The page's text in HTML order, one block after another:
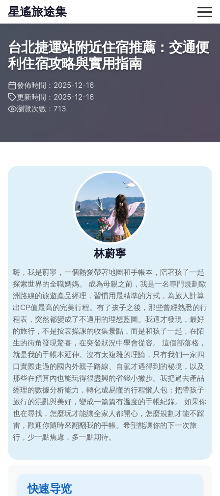
星遙旅途集
台北捷運站附近住宿推薦：交通便
利住宿攻略與實用指南
發佈時間：2025-12-16
更新時間：2025-12-16
瀏覽次數：713
林蔚寧
嗨，我是蔚寧，一個熱愛帶著地圖和手帳本，陪著孩子一起
探索世界的全職媽媽。 成為母親之前，我是一名專門規劃歐
洲路線的旅遊產品經理，習慣用最精準的方式，為旅人計算
出CP值最高的完美行程。有了孩子之後，那些曾經熟悉的行
程表，突然都變成了不適用的理想藍圖。我這才發現，最好
的旅行，不是按表操課的收集景點，而是和孩子一起，在陌
生的街角發現驚喜，在突發狀況中學會從容。 這個部落格，
就是我的手帳本延伸。沒有太複雜的理論，只有我們一家四
口實際走過的國內外親子路線、自駕才遇得到的秘境，以及
那些在預算內也能玩得很盡興的省錢小撇步。我把過去產品
經理的數據分析能力，轉化成易懂的行程懶人包；把帶孩子
旅行的混亂與美好，變成一篇篇有溫度的手帳紀錄。 如果你
也在尋找，怎麼玩才能讓全家人都開心，怎麼規劃才能不踩
雷，歡迎你隨時來翻翻我的手帳。希望能讓你的下一次旅
行，少一點焦慮，多一點期待。
快速导览